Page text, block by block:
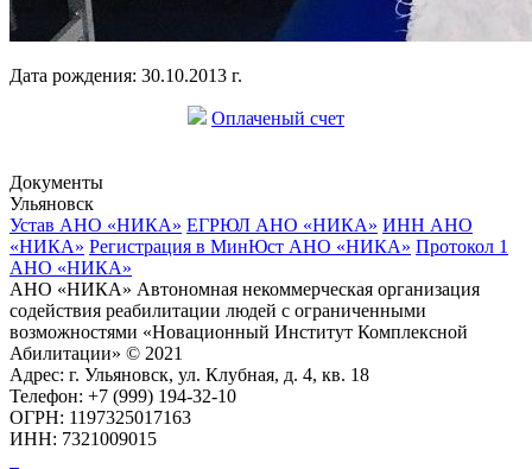
Дата рождения: 30.10.2013 г.
Оплаченый счет
Документы
Ульяновск
Устав АНО «НИКА» ЕГРЮЛ АНО «НИКА» ИНН АНО
«НИКА» Регистрация в МинЮст АНО «НИКА» Протокол 1
АНО «НИКА»
АНО «НИКА» Автономная некоммерческая организация
содействия реабилитации людей с ограниченными
возможностями «Новационный Институт Комплексной
Абилитации» © 2021
Адрес: г. Ульяновск, ул. Клубная, д. 4, кв. 18
Телефон: +7 (999) 194-32-10
ОГРН: 1197325017163
ИНН: 7321009015